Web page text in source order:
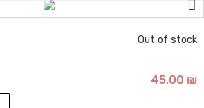
Out of stock
45.00 ₪